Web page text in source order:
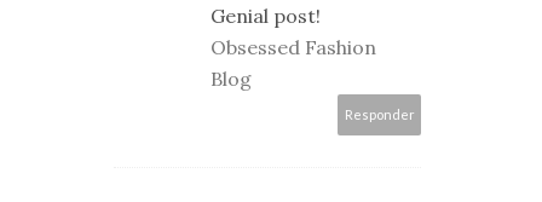
Genial post!
Obsessed Fashion
Blog
Responder